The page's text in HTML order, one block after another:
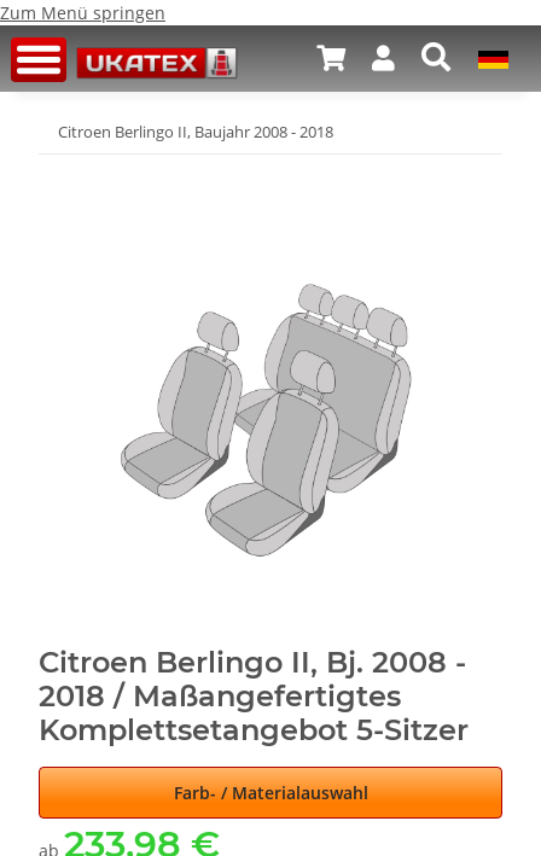
Zum Menü springen
Citroen Berlingo II, Baujahr 2008 - 2018
Citroen Berlingo II, Bj. 2008 -
2018 / Maßangefertigtes
Komplettsetangebot 5-Sitzer
Farb- / Materialauswahl
ab 233,98 €